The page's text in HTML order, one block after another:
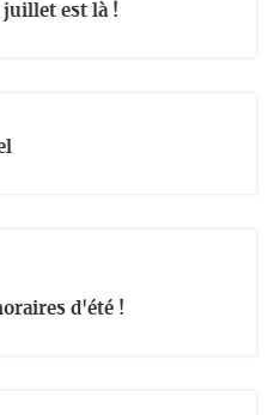
juillet est là !
d'été !